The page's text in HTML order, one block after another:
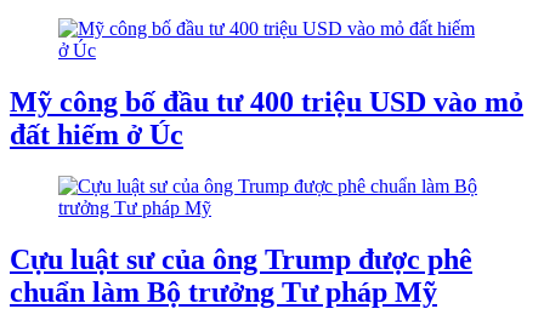
Mỹ công bố đầu tư 400 triệu USD vào mỏ
đất hiếm ở Úc
Cựu luật sư của ông Trump được phê
chuẩn làm Bộ trưởng Tư pháp Mỹ